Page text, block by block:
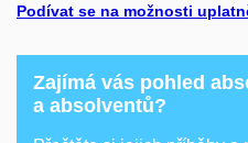
Podívat se na možnosti
Zajímá vás pohled
a absolventů?